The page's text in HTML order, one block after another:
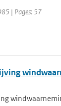
| Pages: 57